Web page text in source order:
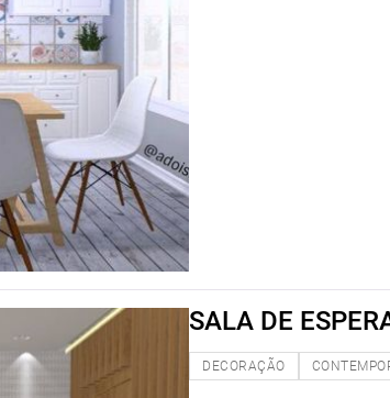
SALA DE
DECORAÇÃO